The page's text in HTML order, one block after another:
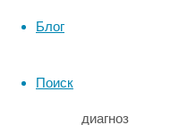
Блог
Поиск
диагноз